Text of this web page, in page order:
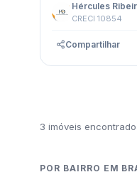
Hércules
CRECI 10854
Compartilhar
3 imóveis
POR BAIRRO EM